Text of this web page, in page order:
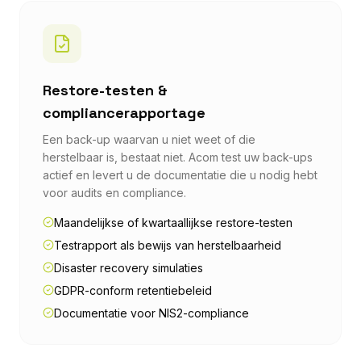
Restore-testen &
compliancerapportage
Een back-up waarvan u niet weet of die
herstelbaar is, bestaat niet. Acom test uw back-ups
actief en levert u de documentatie die u nodig hebt
voor audits en compliance.
Maandelijkse of kwartaallijkse restore-testen
Testrapport als bewijs van herstelbaarheid
Disaster recovery simulaties
GDPR-conform retentiebeleid
Documentatie voor NIS2-compliance